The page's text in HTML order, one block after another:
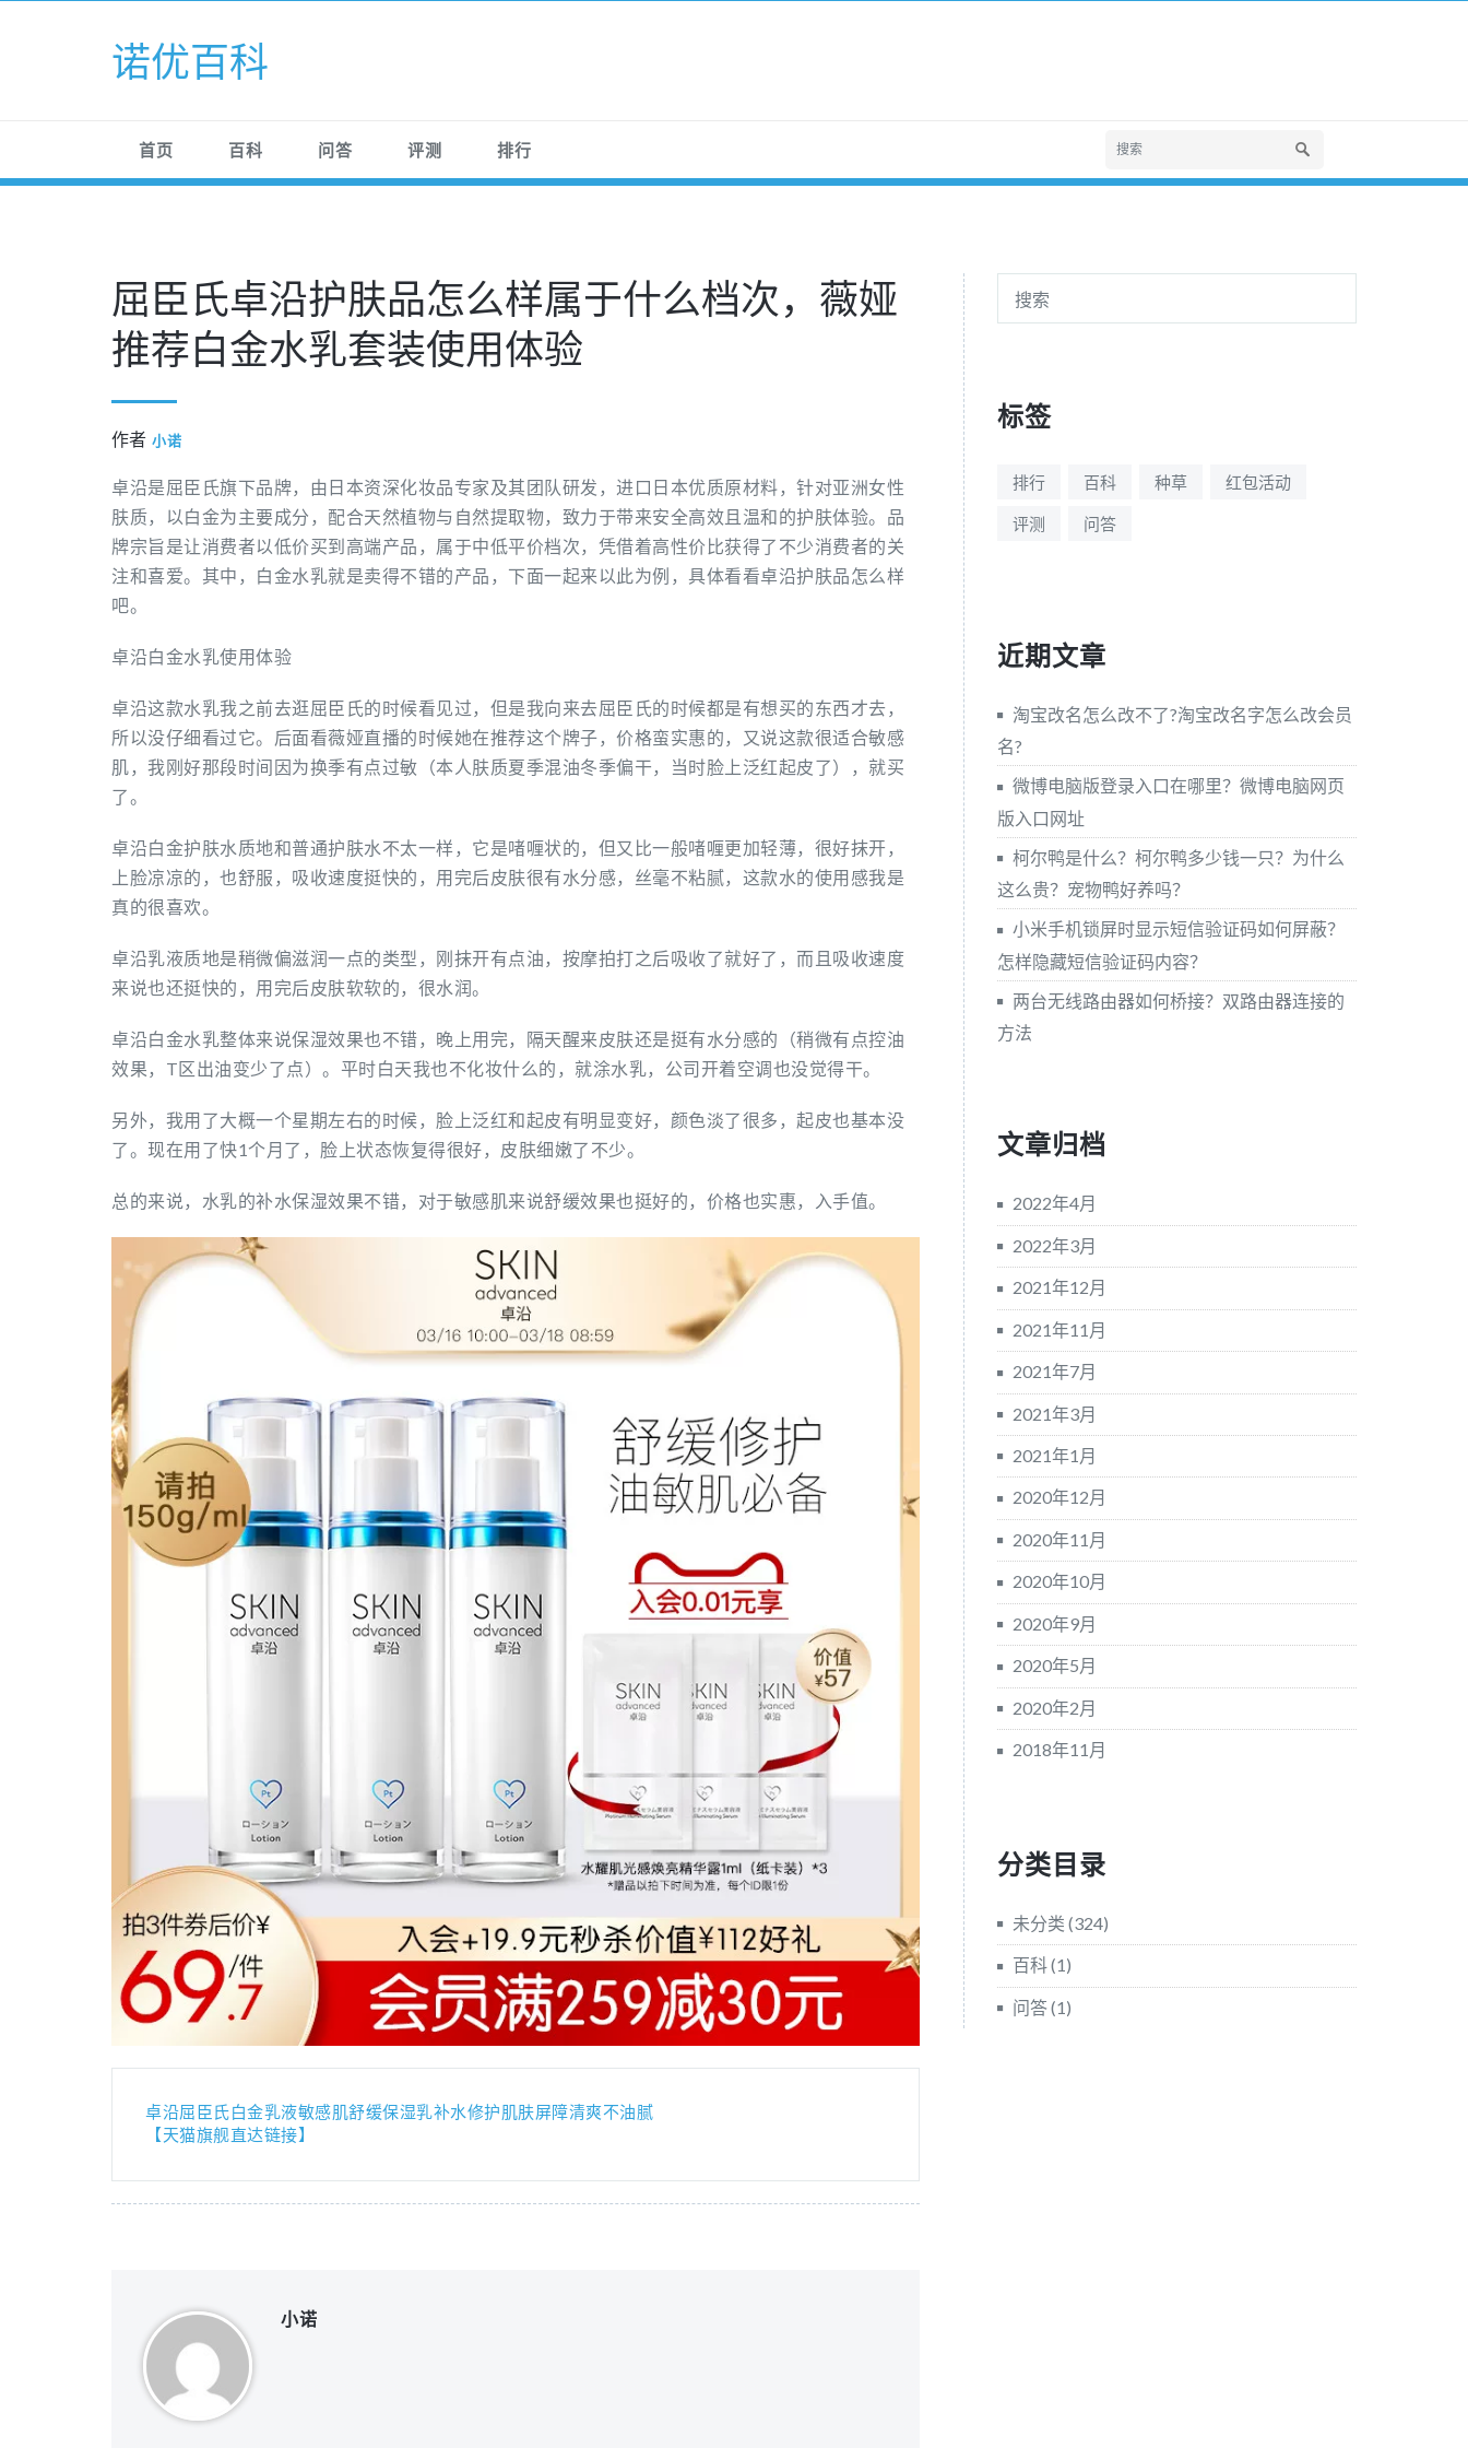
诺优百科
首页 百科 问答 评测 排行
屈臣氏卓沿护肤品怎么样属于什么档次，薇娅
推荐白金水乳套装使用体验
作者 小诺
卓沿是屈臣氏旗下品牌，由日本资深化妆品专家及其团队研发，进口日本优质原材料，针对亚洲女性
肤质，以白金为主要成分，配合天然植物与自然提取物，致力于带来安全高效且温和的护肤体验。品
牌宗旨是让消费者以低价买到高端产品，属于中低平价档次，凭借着高性价比获得了不少消费者的关
注和喜爱。其中，白金水乳就是卖得不错的产品，下面一起来以此为例，具体看看卓沿护肤品怎么样
吧。
卓沿白金水乳使用体验
卓沿这款水乳我之前去逛屈臣氏的时候看见过，但是我向来去屈臣氏的时候都是有想买的东西才去，
所以没仔细看过它。后面看薇娅直播的时候她在推荐这个牌子，价格蛮实惠的，又说这款很适合敏感
肌，我刚好那段时间因为换季有点过敏（本人肤质夏季混油冬季偏干，当时脸上泛红起皮了），就买
了。
卓沿白金护肤水质地和普通护肤水不太一样，它是啫喱状的，但又比一般啫喱更加轻薄，很好抹开，
上脸凉凉的，也舒服，吸收速度挺快的，用完后皮肤很有水分感，丝毫不粘腻，这款水的使用感我是
真的很喜欢。
卓沿乳液质地是稍微偏滋润一点的类型，刚抹开有点油，按摩拍打之后吸收了就好了，而且吸收速度
来说也还挺快的，用完后皮肤软软的，很水润。
卓沿白金水乳整体来说保湿效果也不错，晚上用完，隔天醒来皮肤还是挺有水分感的（稍微有点控油
效果，T区出油变少了点）。平时白天我也不化妆什么的，就涂水乳，公司开着空调也没觉得干。
另外，我用了大概一个星期左右的时候，脸上泛红和起皮有明显变好，颜色淡了很多，起皮也基本没
了。现在用了快1个月了，脸上状态恢复得很好，皮肤细嫩了不少。
总的来说，水乳的补水保湿效果不错，对于敏感肌来说舒缓效果也挺好的，价格也实惠，入手值。
卓沿屈臣氏白金乳液敏感肌舒缓保湿乳补水修护肌肤屏障清爽不油腻
【天猫旗舰直达链接】
小诺
标签
排行 百科 种草 红包活动
评测 问答
近期文章
淘宝改名怎么改不了?淘宝改名字怎么改会员
名?
微博电脑版登录入口在哪里？微博电脑网页
版入口网址
柯尔鸭是什么？柯尔鸭多少钱一只？为什么
这么贵？宠物鸭好养吗？
小米手机锁屏时显示短信验证码如何屏蔽？
怎样隐藏短信验证码内容？
两台无线路由器如何桥接？双路由器连接的
方法
文章归档
2022年4月
2022年3月
2021年12月
2021年11月
2021年7月
2021年3月
2021年1月
2020年12月
2020年11月
2020年10月
2020年9月
2020年5月
2020年2月
2018年11月
分类目录
未分类 (324)
百科(1)
问答(1)